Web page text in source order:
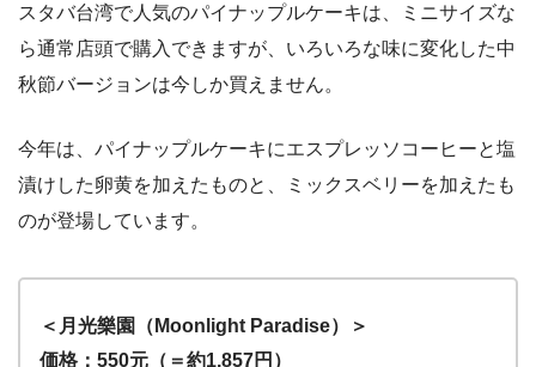
スタバ台湾で人気のパイナップルケーキは、ミニサイズな
ら通常店頭で購入できますが、いろいろな味に変化した中
秋節バージョンは今しか買えません。
今年は、パイナップルケーキにエスプレッソコーヒーと塩
漬けした卵黄を加えたものと、ミックスベリーを加えたも
のが登場しています。
＜月光樂園（Moonlight Paradise）＞
価格：550元（＝約1,857円）